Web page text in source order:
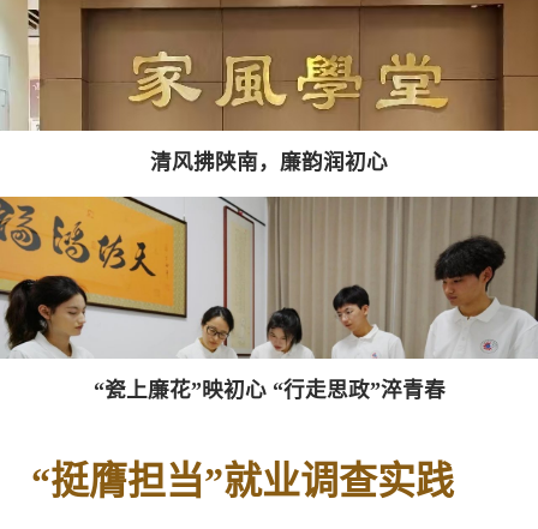
清风拂陕南，廉韵润初心
“瓷上廉花”映初心 “行走思政”淬青春
“挺膺担当”就业调查实践